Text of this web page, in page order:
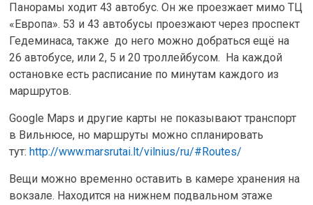
Панорамы ходит 43 автобус. Он же проезжает мимо ТЦ
«Европа». 53 и 43 автобусы проезжают через проспект
Гедеминаса, также до него можно добраться ещё на
26 автобусе, или 2, 5 и 20 троллейбусом. На каждой
остановке есть расписание по минутам каждого из
маршрутов.
Google Maps и другие карты не показывают транспорт
в Вильнюсе, но маршруты можно спланировать
тут:http://www.marsrutai.lt/vilnius/ru/#Routes/
Вещи можно временно оставить в камере хранения на
вокзале. Находится на нижнем подвальном этаже